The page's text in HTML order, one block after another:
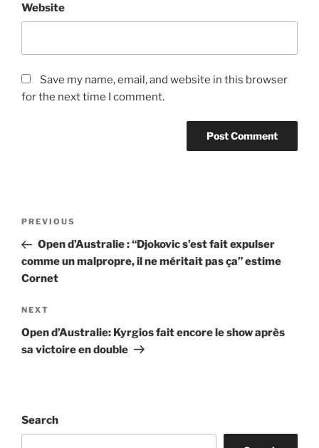
Website
Save my name, email, and website in this browser
for the next time I comment.
Previous
Post
PREVIOUS
Open d’Australie : “Djokovic s’est fait expulser
comme un malpropre, il ne méritait pas ça” estime
Cornet
Next
Post
NEXT
Open d’Australie: Kyrgios fait encore le show après
sa victoire en double
Search